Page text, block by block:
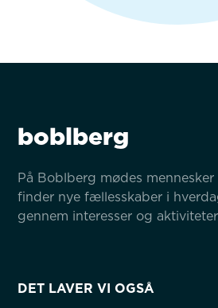
boblberg
På Boblberg mødes mennesker
finder nye fællesskaber i
gennem interesser og
DET LAVER VI OGSÅ